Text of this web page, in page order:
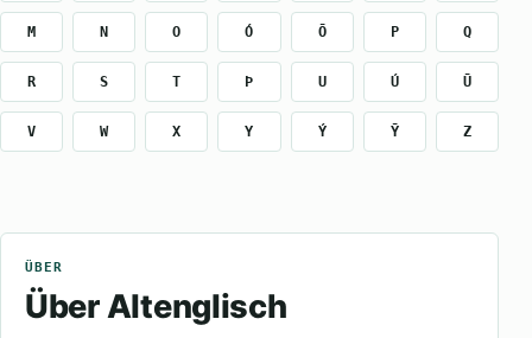
M N O Ó Ō P Q
R S T Þ U Ú Ū
V W X Y Ý Ȳ Z
ÜBER
Über Altenglisch